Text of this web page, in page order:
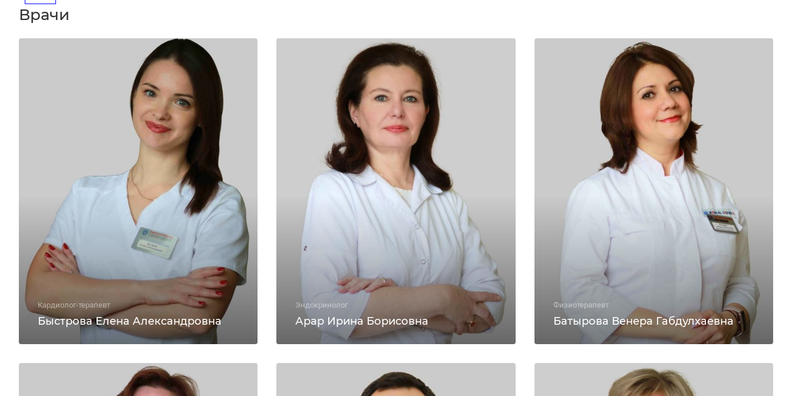
Врачи
Кардиолог-терапевт
Быстрова Елена Александровна
Эндокринолог
Арар Ирина Борисовна
Физиотерапевт
Батырова Венера Габдулхаевна